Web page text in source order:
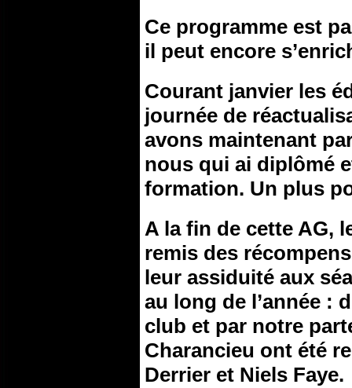
Ce programme est
il peut encore
Courant janvier les
journée de
avons maintenant
nous qui ai diplômé
formation. Un plus
A la fin de cette AG,
remis des
leur assiduité aux
au long de l’année :
club et par notre
Charancieu ont été
Derrier et Niels Faye.